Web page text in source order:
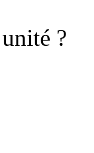
unité ?